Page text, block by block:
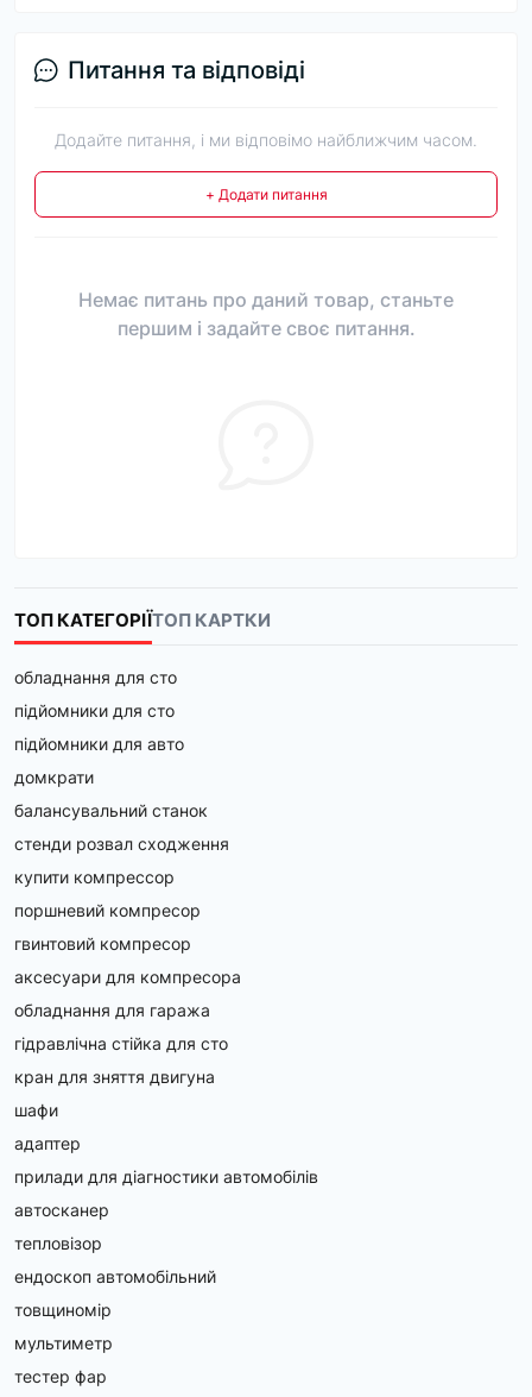
Питання та відповіді
Додайте питання, і ми відповімо найближчим часом.
+ Додати питання
Немає питань про даний товар, станьте
першим і задайте своє питання.
ТОП КАТЕГОРІЇТОП КАРТКИ
обладнання для сто
підйомники для сто
підйомники для авто
домкрати
балансувальний станок
стенди розвал сходження
купити компрессор
поршневий компресор
гвинтовий компресор
аксесуари для компресора
обладнання для гаража
гідравлічна стійка для сто
кран для зняття двигуна
шафи
адаптер
прилади для діагностики автомобілів
автосканер
тепловізор
ендоскоп автомобільний
товщиномір
мультиметр
тестер фар